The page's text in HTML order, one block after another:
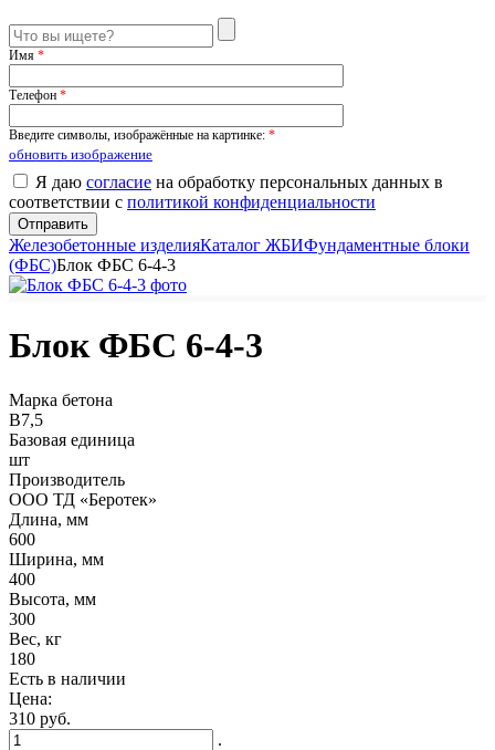
Имя *
Телефон *
Введите символы, изображённые на картинке: *
обновить изображение
Я даю согласие на обработку персональных данных в
соответствии с политикой конфиденциальности
Железобетонные изделияКаталог ЖБИФундаментные блоки
(ФБС)Блок ФБС 6-4-3
Блок ФБС 6-4-3
Марка бетона
B7,5
Базовая единица
шт
Производитель
ООО ТД «Беротек»
Длина, мм
600
Ширина, мм
400
Высота, мм
300
Вес, кг
180
Есть в наличии
Цена:
310 руб.
.